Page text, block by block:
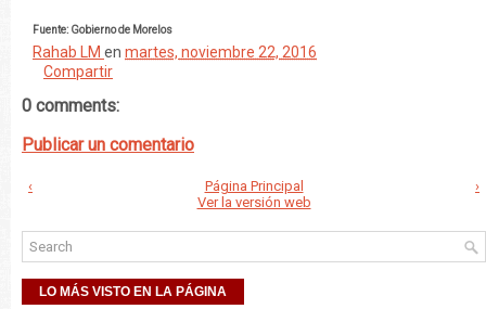
Fuente: Gobierno de Morelos
Rahab LM en martes, noviembre 22, 2016
Compartir
0 comments:
Publicar un comentario
‹ ›
Página Principal
Ver la versión web
LO MÁS VISTO EN LA PÁGINA